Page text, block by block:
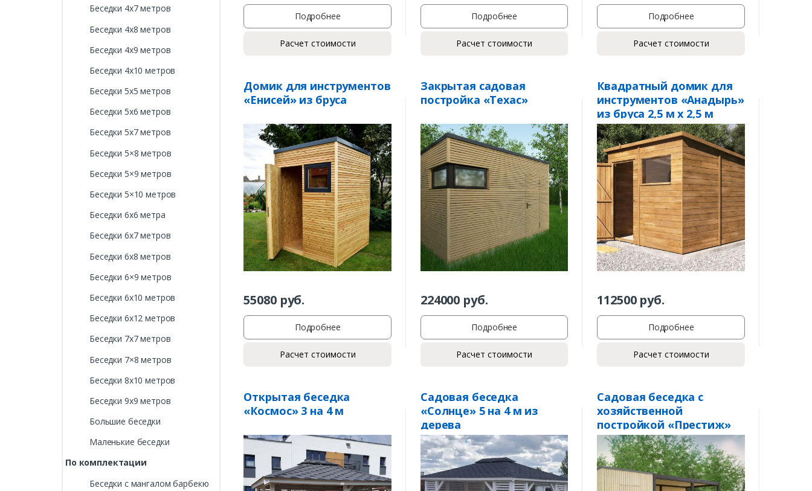
Подробнее
Расчет стоимости
Подробнее
Расчет стоимости
Подробнее
Расчет стоимости
Домик для инструментов
«Енисей» из бруса
55080руб.
Подробнее
Расчет стоимости
Закрытая садовая
постройка «Техас»
224000 руб.
Подробнее
Расчет стоимости
Квадратный домик для
инструментов «Анадырь»
из бруса 2,5 м x 2,5 м
112500руб.
Подробнее
Расчет стоимости
Открытая беседка
«Космос» 3 на 4 м
Садовая беседка
«Солнце» 5 на 4 м из
дерева
Садовая беседка с
хозяйственной
постройкой «Престиж»
Беседки 4х7 метров
Беседки 4х8 метров
Беседки 4х9 метров
Беседки 4х10 метров
Беседки 5х5 метров
Беседки 5х6 метров
Беседки 5х7 метров
Беседки 5×8 метров
Беседки 5×9 метров
Беседки 5×10 метров
Беседки 6х6 метра
Беседки 6х7 метров
Беседки 6х8 метров
Беседки 6×9 метров
Беседки 6х10 метров
Беседки 6х12 метров
Беседки 7х7 метров
Беседки 7×8 метров
Беседки 8х10 метров
Беседки 9х9 метров
Большие беседки
Маленькие беседки
По комплектации
Беседки с мангалом барбекю